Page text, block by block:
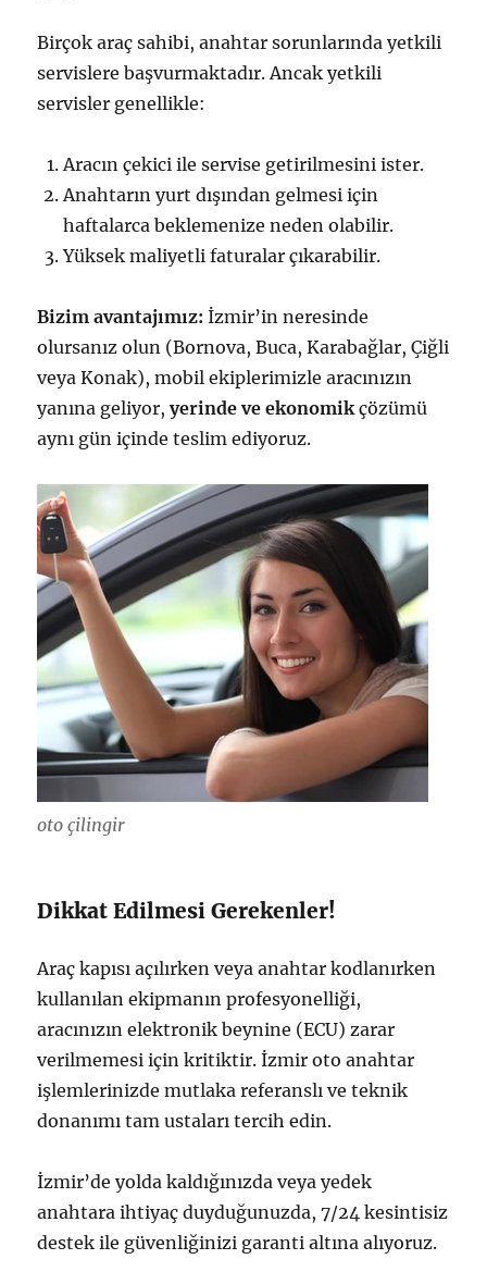
Birçok araç sahibi, anahtar sorunlarında yetkili
servislere başvurmaktadır. Ancak yetkili
servisler genellikle:
Aracın çekici ile servise getirilmesini ister.
Anahtarın yurt dışından gelmesi için
haftalarca beklemenize neden olabilir.
Yüksek maliyetli faturalar çıkarabilir.
Bizim avantajımız: İzmir’in neresinde
olursanız olun (Bornova, Buca, Karabağlar, Çiğli
veya Konak), mobil ekiplerimizle aracınızın
yanına geliyor,yerinde ve ekonomikçözümü
aynı gün içinde teslim ediyoruz.
oto çilingir
Dikkat Edilmesi Gerekenler!
Araç kapısı açılırken veya anahtar kodlanırken
kullanılan ekipmanın profesyonelliği,
aracınızın elektronik beynine (ECU) zarar
verilmemesi için kritiktir. İzmir oto anahtar
işlemlerinizde mutlaka referanslı ve teknik
donanımı tam ustaları tercih edin.
İzmir’de yolda kaldığınızda veya yedek
anahtara ihtiyaç duyduğunuzda, 7/24 kesintisiz
destek ile güvenliğinizi garanti altına alıyoruz.